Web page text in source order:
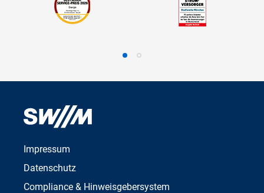
Impressum
Datenschutz
Compliance & Hinweisgebersystem